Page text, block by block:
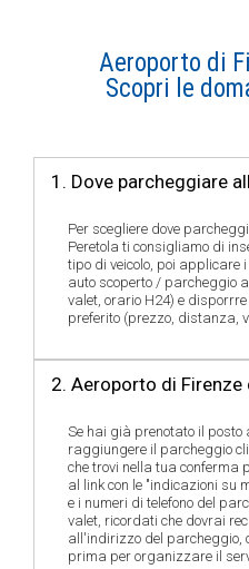
Aeroporto di
Scopri le
1. Dove parcheggiare
Per scegliere dove
Peretola ti consigliamo di
tipo di veicolo, poi
auto scoperto / parcheggio
valet, orario H24) e
preferito (prezzo, distanza,
2. Aeroporto di
Se hai già prenotato il posto
raggiungere il parcheggio
che trovi nella tua conferma
al link con le "indicazioni
e i numeri di telefono del
valet, ricordati che dovrai
all'indirizzo del parcheggio,
prima per organizzare il